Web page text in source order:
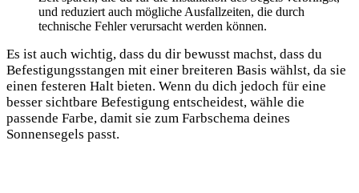
und reduziert auch mögliche Ausfallzeiten, die durch
technische Fehler verursacht werden können.
Es ist auch wichtig, dass du dir bewusst machst, dass du
Befestigungsstangen mit einer breiteren Basis wählst, da sie
einen festeren Halt bieten. Wenn du dich jedoch für eine
besser sichtbare Befestigung entscheidest, wähle die
passende Farbe, damit sie zum Farbschema deines
Sonnensegels passt.